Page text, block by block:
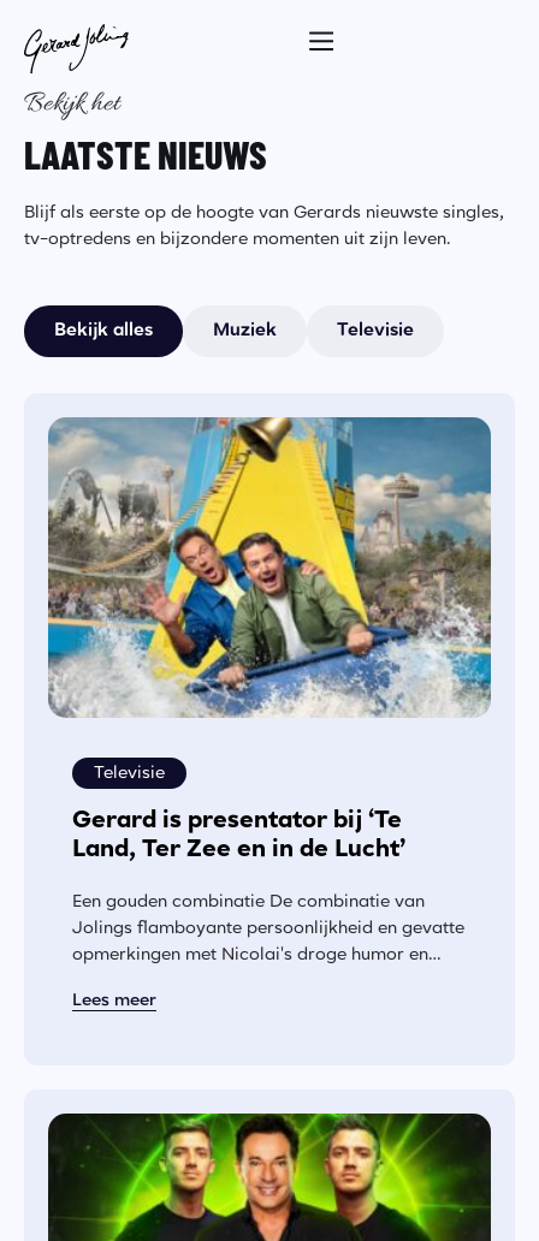
Bekijk het
LAATSTE NIEUWS
Blijf als eerste op de hoogte van Gerards nieuwste singles,
tv-optredens en bijzondere momenten uit zijn leven.
Bekijk alles Muziek Televisie
Televisie
Gerard is presentator bij ‘Te
Land, Ter Zee en in de Lucht’
Een gouden combinatie De combinatie van
Jolings flamboyante persoonlijkheid en gevatte
opmerkingen met Nicolai's droge humor en
energieke dynamiek...
Lees meer